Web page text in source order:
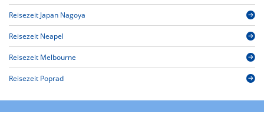
Reisezeit Japan Nagoya
Reisezeit Neapel
Reisezeit Melbourne
Reisezeit Poprad